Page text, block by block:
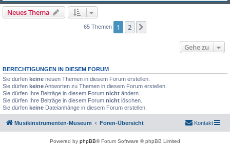
Neues Thema
65 Themen 1 2
Gehe zu
BERECHTIGUNGEN IN DIESEM FORUM
Sie dürfen keine neuen Themen in diesem Forum erstellen.
Sie dürfen keineAntworten zu Themen in diesem Forum erstellen.
Sie dürfen Ihre Beiträge in diesem Forum nicht ändern.
Sie dürfen Ihre Beiträge in diesem Forum nicht löschen.
Sie dürfen keine Dateianhänge in diesem Forum erstellen.
Musikinstrumenten-Museum Foren-Übersicht Kontakt
Powered by phpBB® Forum Software © phpBB Limited